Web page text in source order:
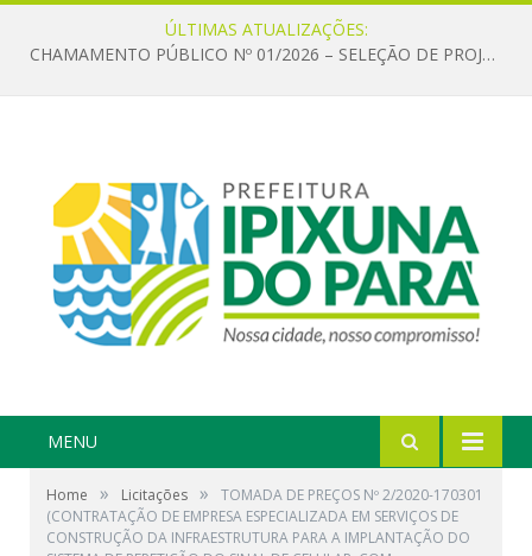
ÚLTIMAS ATUALIZAÇÕES:
CHAMAMENTO PÚBLICO Nº 01/2026 – SELEÇÃO DE PROJETOS PARA FIRMAR TERMO DE EXECUÇÃO CULTURAL COM RECURSOS DA POLÍTICA NACIONAL ALDIR BLANC DE FOMENTO À CULTURA – PNAB (LEI Nº 14.399/2022)
MENU
Home » Licitações »
TOMADA DE PREÇOS Nº 2/2020-170301
(CONTRATAÇÃO DE EMPRESA ESPECIALIZADA EM SERVIÇOS DE
CONSTRUÇÃO DA INFRAESTRUTURA PARA A IMPLANTAÇÃO DO